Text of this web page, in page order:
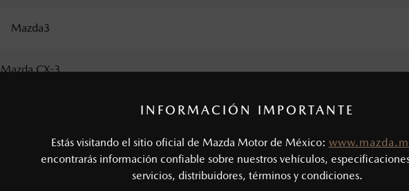
INFORMACIÓN IMPORTANTE
Estás visitando el sitio oficial de Mazda Motor de México:
encontrarás información confiable sobre nuestros vehículos,
servicios, distribuidores, términos y condiciones.
Mazda3
Mazda CX-3